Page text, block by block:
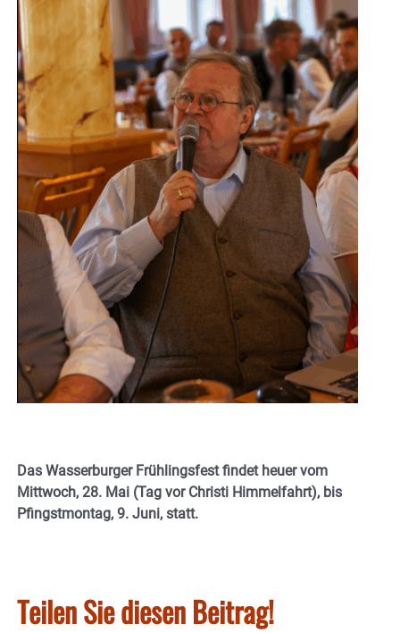
Das Wasserburger Frühlingsfest findet heuer vom
Mittwoch, 28. Mai (Tag vor Christi Himmelfahrt), bis
Pfingstmontag, 9. Juni, statt.
Teilen Sie diesen Beitrag!